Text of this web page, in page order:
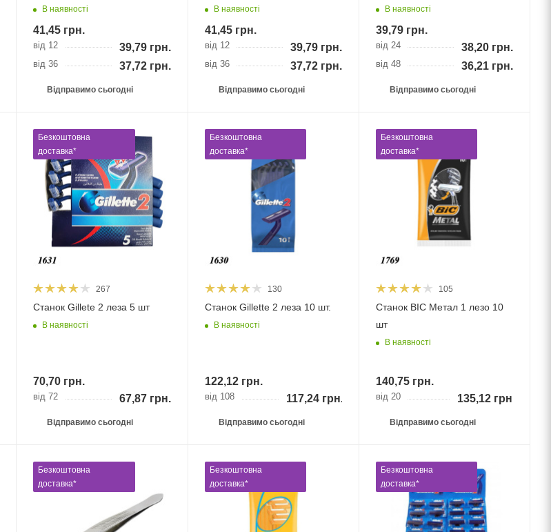
В наявності
41,45 грн.
від 12 39,79грн.
від 36 37,72грн.
Відправимо сьогодні
В наявності
41,45грн.
від 12 39,79грн.
від 36 37,72грн.
Відправимо сьогодні
В наявності
39,79грн.
від 24 38,20 грн.
від 48 36,21 грн.
Відправимо сьогодні
Безкоштовна
доставка*
267
Станок Gillete 2 леза 5 шт
В наявності
70,70 грн.
від 72 67,87грн.
Відправимо сьогодні
Безкоштовна
доставка*
130
Станок Gillette 2 леза 10 шт.
В наявності
122,12грн.
від 108 117,24 грн.
Відправимо сьогодні
Безкоштовна
доставка*
105
Станок BIC Метал 1 лезо 10
шт
В наявності
140,75грн.
від 20 135,12 грн.
Відправимо сьогодні
Безкоштовна
доставка*
Безкоштовна
доставка*
Безкоштовна
доставка*